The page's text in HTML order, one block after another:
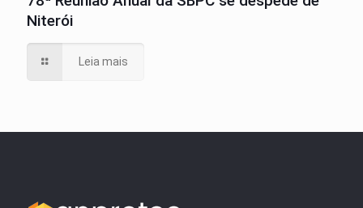
Niterói
Leia mais